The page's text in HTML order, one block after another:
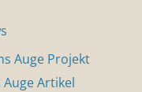
Auge Projekt
Auge Artikel